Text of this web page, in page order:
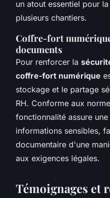
un atout essentiel pour
plusieurs chantiers.
Coffre-fort
documents
Pour renforcer la
coffre-fort numérique
stockage et le partage
RH. Conforme aux
fonctionnalité assure
informations sensibles,
documentaire d'une
aux exigences légales.
Témoignages et